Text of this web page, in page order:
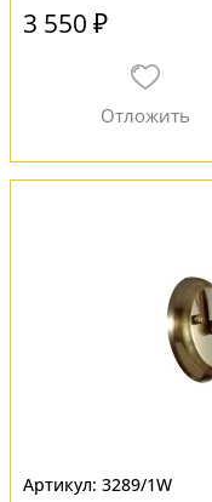
3 550 ₽
3289/1W